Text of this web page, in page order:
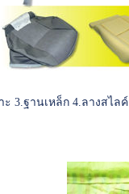
3.ฐานเหล็ก 4.ลางสไลค์